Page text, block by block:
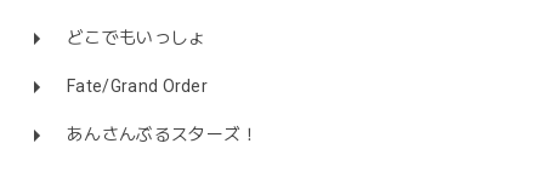
どこでもいっしょ
Fate/Grand Order
あんさんぶるスターズ！